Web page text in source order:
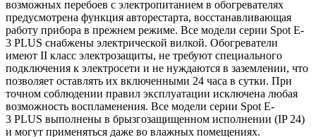
возможных перебоев с электропитанием в обогревателях
предусмотрена функция авторестарта, восстанавливающая
работу прибора в прежнем режиме. Все модели серии Spot E-
3 PLUS снабжены электрической вилкой. Обогреватели
имеют II класс электрозащиты, не требуют специального
подключения к электросети и не нуждаются в заземлении, что
позволяет оставлять их включенными 24 часа в сутки. При
точном соблюдении правил эксплуатации исключена любая
возможность воспламенения. Все модели серии Spot E-
3 PLUS выполнены в брызгозащищенном исполнении (IP 24)
и могут применяться даже во влажных помещениях.